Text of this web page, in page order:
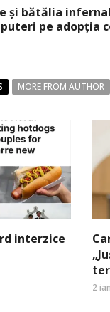
şi bătălia
pe adopţia
MORE FROM AUTHOR
interzice
2